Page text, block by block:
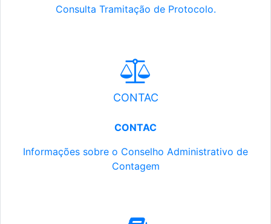
Consulta Tramitação de Protocolo.
CONTAC
CONTAC
Informações sobre o Conselho Administrativo de
Contagem